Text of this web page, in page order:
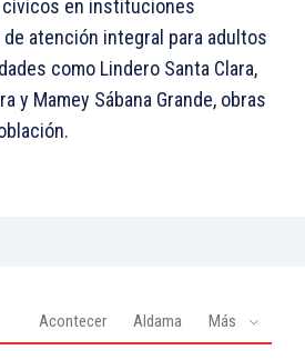
en instituciones
atención integral para adultos
como Lindero Santa Clara,
y Mamey Sábana Grande, obras
Acontecer Aldama Más